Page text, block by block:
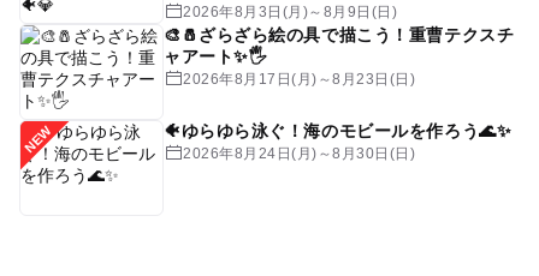
2026年8月3日(月)～8月9日(日)
🎨🧂ざらざら絵の具で描こう！重曹テクスチ
ャアート✨🖐️
2026年8月17日(月)～8月23日(日)
🐠ゆらゆら泳ぐ！海のモビールを作ろう🌊✨
2026年8月24日(月)～8月30日(日)